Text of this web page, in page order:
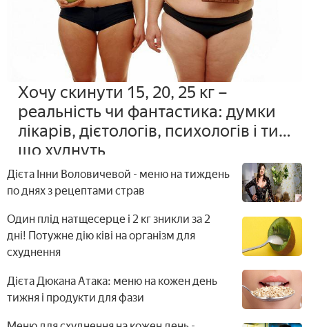
Хочу скинути 15, 20, 25 кг –
реальність чи фантастика: думки
лікарів, дієтологів, психологів і тих,
що худнуть
Дієта Інни Воловичевой - меню на тиждень
по днях з рецептами страв
Один плід натщесерце і 2 кг зникли за 2
дні! Потужне дію ківі на організм для
схуднення
Дієта Дюкана Атака: меню на кожен день
тижня і продукти для фази